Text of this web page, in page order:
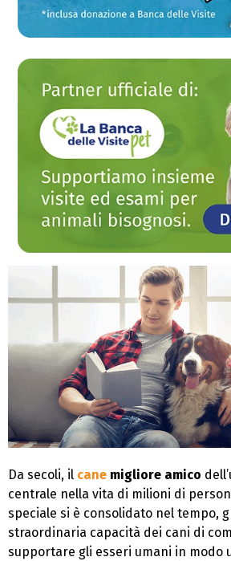
Da secoli, il cane migliore amico
centrale nella vita di milioni di
speciale si è consolidato nel tempo,
straordinaria capacità dei cani di
supportare gli esseri umani in modo